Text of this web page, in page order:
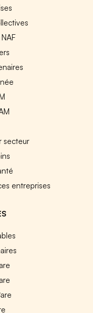
secteur
entreprises